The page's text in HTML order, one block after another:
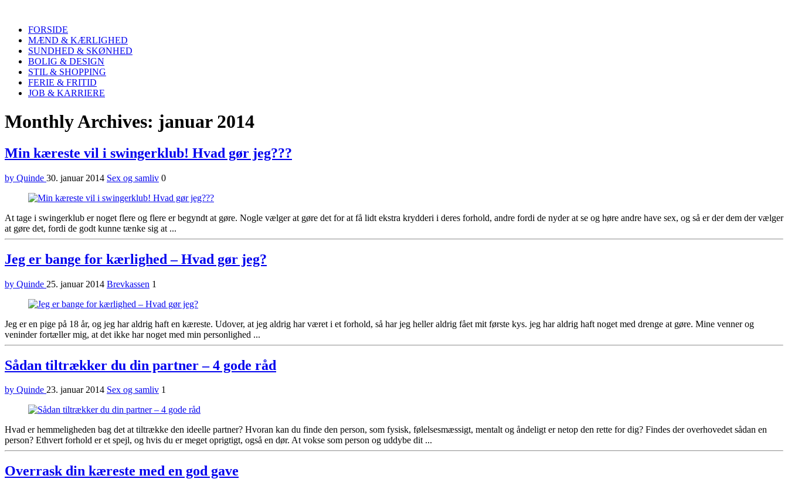
FORSIDE
MÆND & KÆRLIGHED
SUNDHED & SKØNHED
BOLIG & DESIGN
STIL & SHOPPING
FERIE & FRITID
JOB & KARRIERE
Monthly Archives: januar 2014
Min kæreste vil i swingerklub! Hvad gør jeg???
by Quinde 30. januar 2014 Sex og samliv 0
At tage i swingerklub er noget flere og flere er begyndt at gøre. Nogle vælger at gøre det for at få lidt ekstra krydderi i deres forhold, andre fordi de nyder at se og høre andre have sex, og så er der dem der vælger
at gøre det, fordi de godt kunne tænke sig at ...
Jeg er bange for kærlighed – Hvad gør jeg?
by Quinde 25. januar 2014 Brevkassen 1
Jeg er en pige på 18 år, og jeg har aldrig haft en kæreste. Udover, at jeg aldrig har været i et forhold, så har jeg heller aldrig fået mit første kys. jeg har aldrig haft noget med drenge at gøre. Mine venner og
veninder fortæller mig, at det ikke har noget med min personlighed ...
Sådan tiltrækker du din partner – 4 gode råd
by Quinde 23. januar 2014 Sex og samliv 1
Hvad er hemmeligheden bag det at tiltrække den ideelle partner? Hvoran kan du finde den person, som fysisk, følelsesmæssigt, mentalt og åndeligt er netop den rette for dig? Findes der overhovedet sådan en
person? Ethvert forhold er et spejl, og hvis du er meget oprigtigt, også en dør. At vokse som person og uddybe dit ...
Overrask din kæreste med en god gave